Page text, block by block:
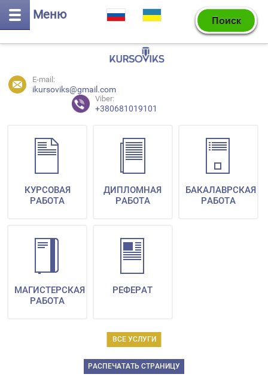
Меню
E-mail:
ikursoviks@gmail.com
Viber:
+380681019101
ВСЕ УСЛУГИ
КУРСОВАЯ
РАБОТА
ДИПЛОМНАЯ
РАБОТА
БАКАЛАВРСКАЯ
РАБОТА
МАГИСТЕРСКАЯ
РАБОТА
РЕФЕРАТ
РАСПЕЧАТАТЬ СТРАНИЦУ